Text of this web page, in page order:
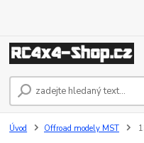
Úvod Offroad modely MST